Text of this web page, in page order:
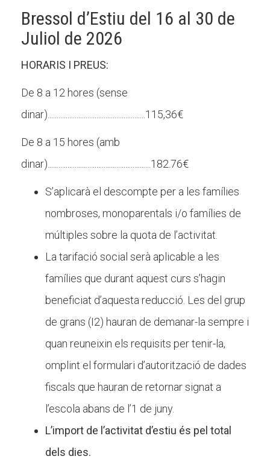
Bressol d’Estiu del 16 al 30 de
Juliol de 2026
HORARIS I PREUS:
De 8 a 12 hores (sense
dinar)......................................................115,36€
De 8 a 15 hores (amb
dinar).........................................................182.76€
S’aplicarà el descompte per a les famílies
nombroses, monoparentals i/o famílies de
múltiples sobre la quota de l’activitat.
La tarifació social serà aplicable a les
famílies que durant aquest curs s’hagin
beneficiat d’aquesta reducció. Les del grup
de grans (I2) hauran de demanar-la sempre i
quan reuneixin els requisits per tenir-la,
omplint el formulari d’autorització de dades
fiscals que hauran de retornar signat a
l’escola abans de l’1 de juny.
L’import de l’activitat d’estiu és pel total
dels dies.